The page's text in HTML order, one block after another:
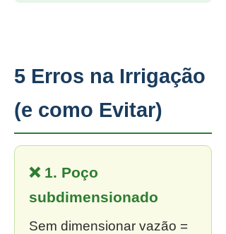
5 Erros na Irrigação
(e como Evitar)
❌ 1. Poço
subdimensionado
Sem dimensionar vazão =